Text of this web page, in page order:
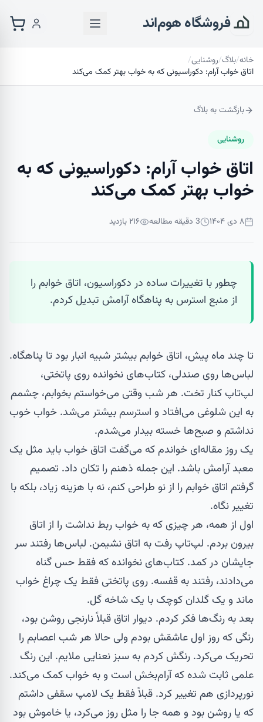
فروشگاه هوم‌اند
خانه/بلاگ/روشنایی/
اتاق خواب آرام: دکوراسیونی که به خواب بهتر کمک می‌کند
بازگشت به بلاگ
روشنایی
اتاق خواب آرام: دکوراسیونی که به
خواب بهتر کمک می‌کند
۸ دی ۱۴۰۴ 3 دقیقه مطالعه ۲۱۶ بازدید
چطور با تغییرات ساده در دکوراسیون، اتاق خوابم را
از منبع استرس به پناهگاه آرامش تبدیل کردم.
تا چند ماه پیش، اتاق خوابم بیشتر شبیه انبار بود تا پناهگاه.
لباس‌ها روی صندلی، کتاب‌های نخوانده روی پاتختی،
لپ‌تاپ کنار تخت. هر شب وقتی می‌خواستم بخوابم، چشمم
به این شلوغی می‌افتاد و استرسم بیشتر می‌شد. خواب خوب
نداشتم و صبح‌ها خسته بیدار می‌شدم.
یک روز مقاله‌ای خواندم که می‌گفت اتاق خواب باید مثل یک
معبد آرامش باشد. این جمله ذهنم را تکان داد. تصمیم
گرفتم اتاق خوابم را از نو طراحی کنم، نه با هزینه زیاد، بلکه با
تغییر نگاه.
اول از همه، هر چیزی که به خواب ربط نداشت را از اتاق
بیرون بردم. لپ‌تاپ رفت به اتاق نشیمن. لباس‌ها رفتند سر
جایشان در کمد. کتاب‌های نخوانده که فقط حس گناه
می‌دادند، رفتند به قفسه. روی پاتختی فقط یک چراغ خواب
ماند و یک گلدان کوچک با یک شاخه گل.
بعد به رنگ‌ها فکر کردم. دیوار اتاق قبلاً نارنجی روشن بود،
رنگی که روز اول عاشقش بودم ولی حالا هر شب اعصابم را
تحریک می‌کرد. رنگش کردم به سبز نعنایی ملایم. این رنگ
علمی ثابت شده که آرام‌بخش است و به خواب کمک می‌کند.
نورپردازی هم تغییر کرد. قبلاً فقط یک لامپ سقفی داشتم
که یا روشن بود و همه جا را مثل روز می‌کرد، یا خاموش بود